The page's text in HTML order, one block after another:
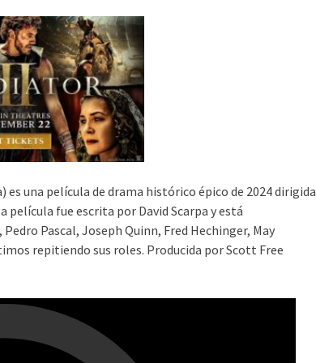
una película de drama histórico épico de 2024 dirigida
película fue escrita por David Scarpa y está
Pascal, Joseph Quinn, Fred Hechinger, May
repitiendo sus roles. Producida por Scott Free